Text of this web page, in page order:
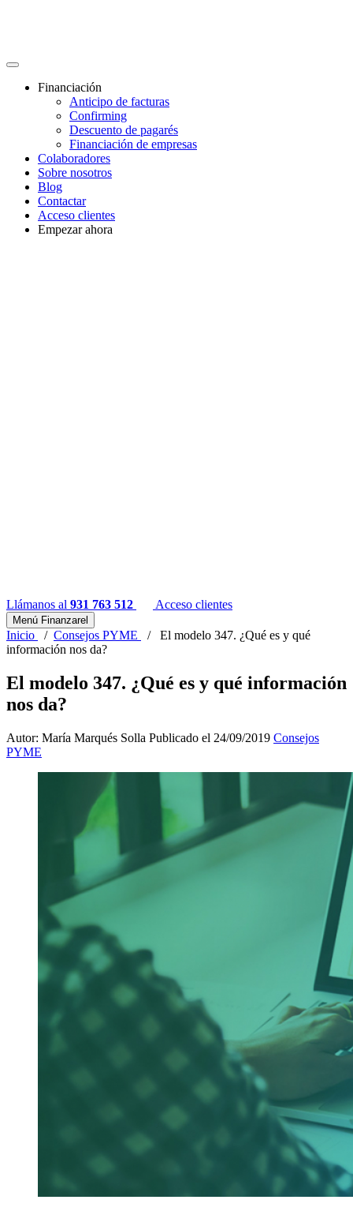
Financiación
Anticipo de facturas
Confirming
Descuento de pagarés
Financiación de empresas
Colaboradores
Sobre nosotros
Blog
Contactar
Acceso clientes
Empezar ahora
Llámanos al 931 763 512 Acceso clientes
Menú Finanzarel
Inicio / Consejos PYME / El modelo 347. ¿Qué es y qué
información nos da?
El modelo 347. ¿Qué es y qué información
nos da?
Autor: María Marqués Solla Publicado el 24/09/2019 Consejos
PYME